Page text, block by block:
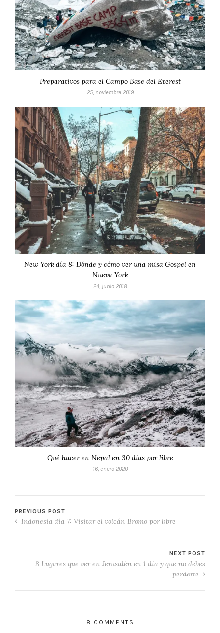
Preparativos para el Campo Base del Everest
25, noviembre 2019
New York día 8: Dónde y cómo ver una misa Gospel en
Nueva York
24, junio 2018
Qué hacer en Nepal en 30 días por libre
16, enero 2020
PREVIOUS POST
Indonesia día 7: Visitar el volcán Bromo por libre
NEXT POST
8 Lugares que ver en Jerusalén en 1 día y que no debes
perderte
8 COMMENTS